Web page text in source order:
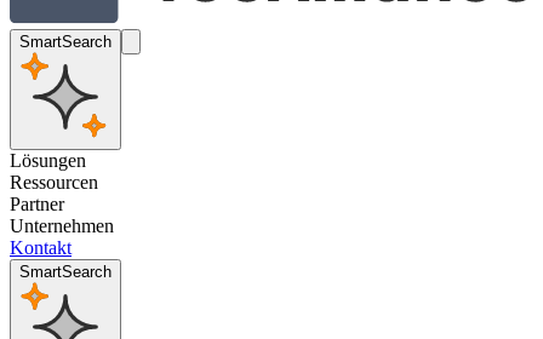
SmartSearch
Lösungen
Ressourcen
Partner
Unternehmen
Kontakt
SmartSearch